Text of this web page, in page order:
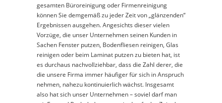
gesamten Büroreinigung oder Firmenreinigung
können Sie demgemäß zu jeder Zeit von „glänzenden“
Ergebnissen ausgehen. Angesichts dieser vielen
Vorzüge, die unser Unternehmen seinen Kunden in
Sachen Fenster putzen, Bodenfliesen reinigen, Glas
reinigen oder beim Laminat putzen zu bieten hat, ist
es durchaus nachvollziehbar, dass die Zahl derer, die
die unsere Firma immer häufiger für sich in Anspruch
nehmen, nahezu kontinuierlich wächst. Insgesamt
also hat sich unser Unternehmen – soviel darf man